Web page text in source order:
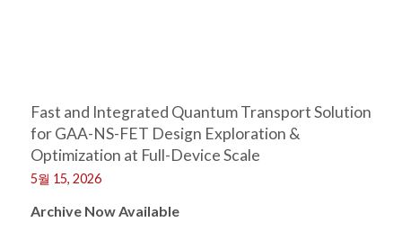
Fast and Integrated Quantum Transport Solution
for GAA-NS-FET Design Exploration &
Optimization at Full-Device Scale
5월 15, 2026
Archive Now Available